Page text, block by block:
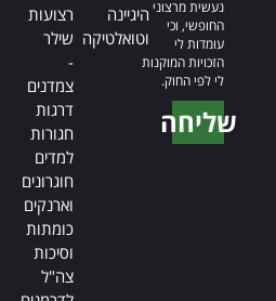
נעשית מרצוני
החופשי, וכי
עומדות לי
הזכויות המוקנות
לי לפי החוק.
שליחה
היגיינה
וטואלטיקה
רצועות
שילר
-
צמדנים
דרגות
חגורות
למדים
חוגרונים
וארנקים
כומתות
וסיכות
צה"ל